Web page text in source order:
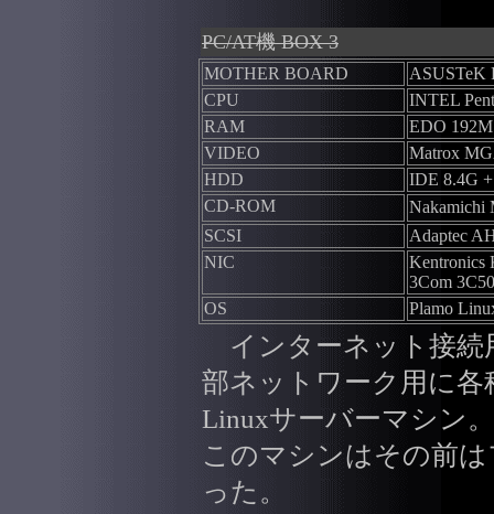
PC/AT機 BOX 3
MOTHER BOARD
ASUSTeK
CPU
INTEL
RAM
EDO 192M
VIDEO
Matrox
HDD
IDE 8.4G
CD-ROM
Nakamichi
SCSI
Adaptec
NIC
Kentronics
3Com
OS
Plamo
インターネット接続
部ネットワーク用に
Linuxサーバーマシン
このマシンはその前
った。